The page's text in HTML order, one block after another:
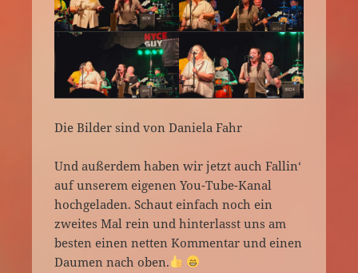
Die Bilder sind von Daniela Fahr
Und außerdem haben wir jetzt auch Fallin‘
auf unserem eigenen You-Tube-Kanal
hochgeladen. Schaut einfach noch ein
zweites Mal rein und hinterlasst uns am
besten einen netten Kommentar und einen
Daumen nach oben.